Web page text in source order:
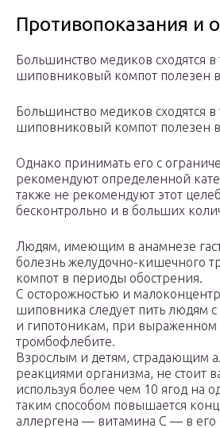
Противопоказания и
Большинство медиков сходятся в
шиповниковый компот полезен
Большинство медиков сходятся в
шиповниковый компот полезен
Однако принимать его с
рекомендуют определенной
также не рекомендуют этот
бесконтрольно и в больших
Людям, имеющим в анамнезе
болезнь желудочно-кишечного
компот в периоды обострения.
С осторожностью и
шиповника следует пить людям
и гипотоникам, при выраженном
тромбофлебите.
Взрослым и детям, страдающим
реакциями организма, не стоит
используя более чем 10 ягод на
таким способом повышается
аллергена — витамина С — в его